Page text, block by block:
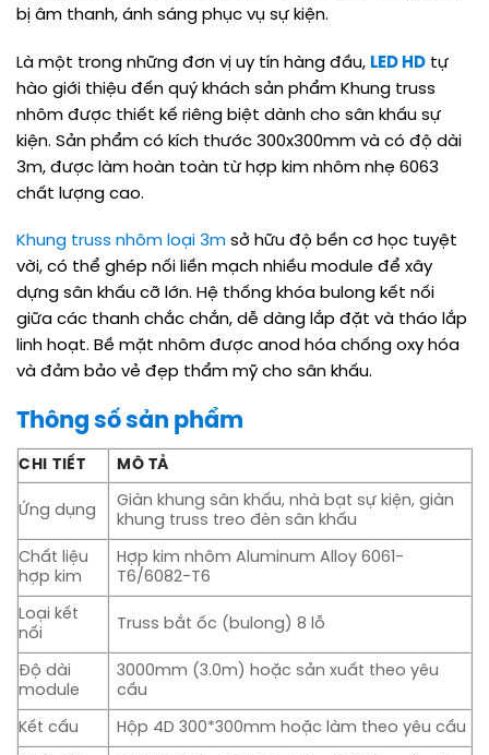
bị âm thanh, ánh sáng phục vụ sự kiện.
Là một trong những đơn vị uy tín hàng đầu, LED HD tự
hào giới thiệu đến quý khách sản phẩm Khung truss
nhôm được thiết kế riêng biệt dành cho sân khấu sự
kiện. Sản phẩm có kích thước 300x300mm và có độ dài
3m, được làm hoàn toàn từ hợp kim nhôm nhẹ 6063
chất lượng cao.
Khung truss nhôm loại 3m sở hữu độ bền cơ học tuyệt
vời, có thể ghép nối liền mạch nhiều module để xây
dựng sân khấu cỡ lớn. Hệ thống khóa bulong kết nối
giữa các thanh chắc chắn, dễ dàng lắp đặt và tháo lắp
linh hoạt. Bề mặt nhôm được anod hóa chống oxy hóa
và đảm bảo vẻ đẹp thẩm mỹ cho sân khấu.
Thông số sản phẩm
CHI TIẾT MÔ TẢ
Ứng dụng
Giàn khung sân khấu, nhà bạt sự kiện, giàn
khung truss treo đèn sân khấu
Chất liệu
hợp kim
Hợp kim nhôm Aluminum Alloy 6061-
T6/6082-T6
Loại kết
nối
Truss bắt ốc (bulong) 8 lỗ
Độ dài
module
3000mm (3.0m) hoặc sản xuất theo yêu
cầu
Kết cấu Hộp 4D 300*300mm hoặc làm theo yêu cầu